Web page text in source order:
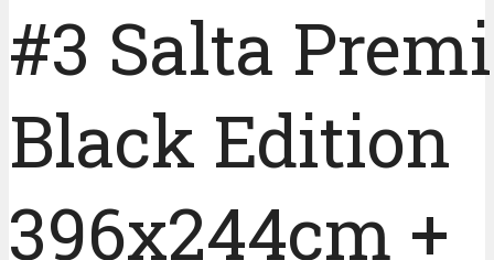
#3 Salta
Black Edition
396x244cm +